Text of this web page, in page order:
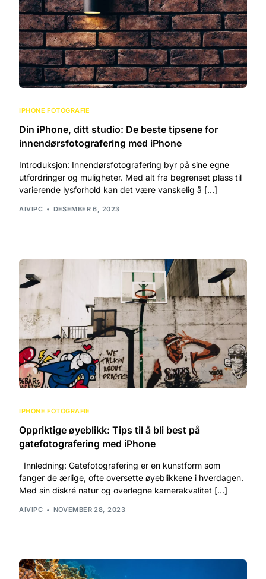
IPHONE FOTOGRAFIE
Din iPhone, ditt studio: De beste tipsene for
innendørsfotografering med iPhone
Introduksjon: Innendørsfotografering byr på sine egne
utfordringer og muligheter. Med alt fra begrenset plass til
varierende lysforhold kan det være vanskelig å […]
AIVIPC DESEMBER 6, 2023
IPHONE FOTOGRAFIE
Oppriktige øyeblikk: Tips til å bli best på
gatefotografering med iPhone
Innledning: Gatefotografering er en kunstform som
fanger de ærlige, ofte oversette øyeblikkene i hverdagen.
Med sin diskré natur og overlegne kamerakvalitet […]
AIVIPC NOVEMBER 28, 2023